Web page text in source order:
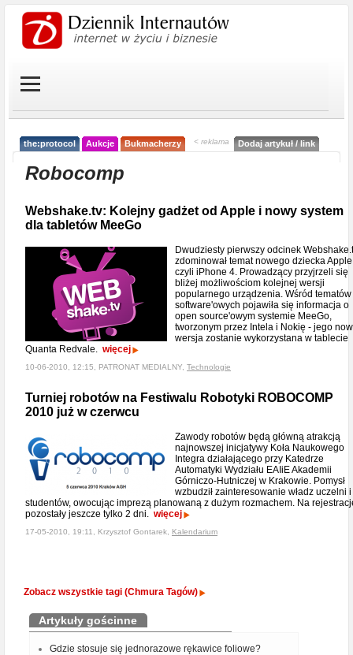
the:protocol Aukcje Bukmacherzy < reklama Dodaj artykuł / link
Robocomp
Webshake.tv: Kolejny gadżet od Apple i nowy system
dla tabletów MeeGo
Dwudziesty pierwszy odcinek
zdominował temat nowego dziecka
czyli iPhone 4. Prowadzący przyjrzeli się
bliżej możliwościom kolejnej wersji
popularnego urządzenia. Wśród tematów
software'owych pojawiła się informacja o
open source'owym systemie MeeGo,
tworzonym przez Intela i Nokię - jego
wersja zostanie wykorzystana w tablecie
Quanta Redvale. więcej
10-06-2010, 12:15, PATRONAT MEDIALNY, Technologie
Turniej robotów na Festiwalu Robotyki ROBOCOMP
2010 już w czerwcu
Zawody robotów będą główną atrakcją
najnowszej inicjatywy Koła Naukowego
Integra działającego przy Katedrze
Automatyki Wydziału EAIiE Akademii
Górniczo-Hutniczej w Krakowie. Pomysł
wzbudził zainteresowanie władz uczelni i
studentów, owocując imprezą planowaną z dużym rozmachem. Na
pozostały jeszcze tylko 2 dni. więcej
17-05-2010, 19:11, Krzysztof Gontarek, Kalendarium
Zobacz wszystkie tagi (Chmura Tagów)
Artykuły gościnne
Gdzie stosuje się jednorazowe rękawice foliowe?